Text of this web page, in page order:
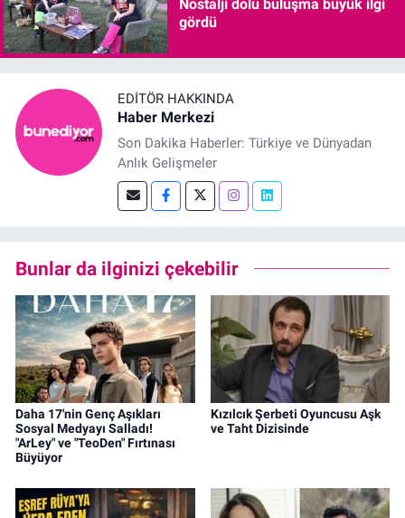
Nostalji dolu buluşma büyük ilgi
gördü
EDITÖR HAKKINDA
Haber Merkezi
Son Dakika Haberler: Türkiye ve Dünyadan
Anlık Gelişmeler
Bunlar da ilginizi çekebilir
Daha 17'nin Genç Aşıkları
Sosyal Medyayı Salladı!
"ArLey" ve "TeoDen" Fırtınası
Büyüyor
Kızılcık Şerbeti Oyuncusu Aşk
ve Taht Dizisinde